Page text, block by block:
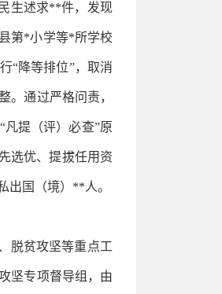
生述求**件，发现
第*小学等*所学校
“降等排位”，取消
。通过严格问责，
提（评）必查”原
选优、提拔任用资
出国（境）**人。
脱贫攻坚等重点工
坚专项督导组，由